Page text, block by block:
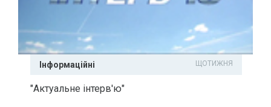
Інформаційні ЩОТИЖНЯ
"Актуальне інтерв'ю"